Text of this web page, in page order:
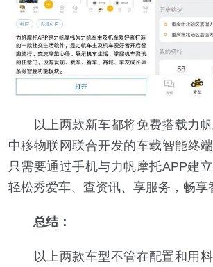
以上两款新车都将免费搭载力帆
中移物联网联合开发的车载智能终
只需要通过手机与力帆摩托APP建
轻松秀爱车、查资讯、享服务，畅享
总结：
以上两款车型不管在配置和用料